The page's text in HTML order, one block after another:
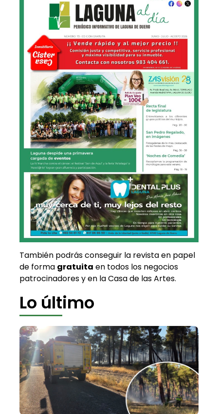
También podrás conseguir la revista en papel
de forma gratuita en todos los negocios
patrocinadores y en la Casa de las Artes.
Lo último